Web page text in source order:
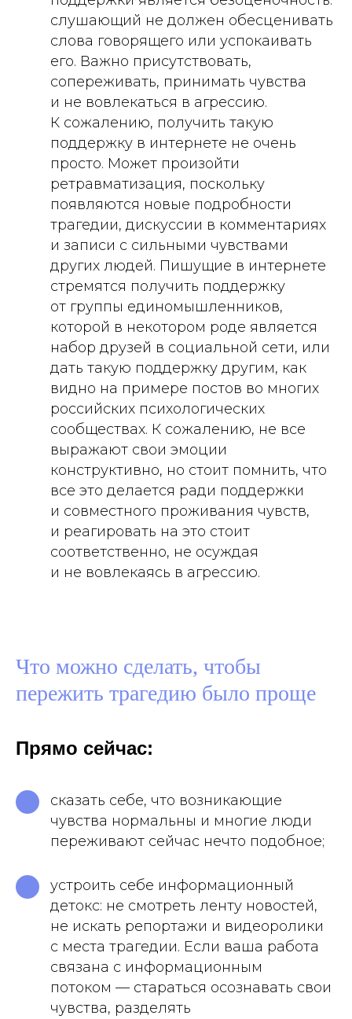
слушающий не должен обесценивать
слова говорящего или успокаивать
его. Важно присутствовать,
сопереживать, принимать чувства
и не вовлекаться в агрессию.
К сожалению, получить такую
поддержку в интернете не очень
просто. Может произойти
ретравматизация, поскольку
появляются новые подробности
трагедии, дискуссии в комментариях
и записи с сильными чувствами
других людей. Пишущие в интернете
стремятся получить поддержку
от группы единомышленников,
которой в некотором роде является
набор друзей в социальной сети, или
дать такую поддержку другим, как
видно на примере постов во многих
российских психологических
сообществах. К сожалению, не все
выражают свои эмоции
конструктивно, но стоит помнить, что
все это делается ради поддержки
и совместного проживания чувств,
и реагировать на это стоит
соответственно, не осуждая
и не вовлекаясь в агрессию.
Что можно сделать, чтобы
пережить трагедию было проще
Прямо сейчас:
сказать себе, что возникающие
чувства нормальны и многие люди
переживают сейчас нечто подобное;
устроить себе информационный
детокс: не смотреть ленту новостей,
не искать репортажи и видеоролики
с места трагедии. Если ваша работа
связана с информационным
потоком — стараться осознавать свои
чувства, разделять